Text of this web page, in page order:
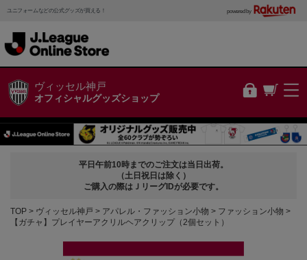
ユニフォームなどの公式グッズが買える！ powered by
ヴィッセル神戸
オフィシャルグッズショップ
平日午前10時までのご注文は当日出荷。
（土日祝日は除く）
ご購入の際はＪリーグIDが必要です。
TOP ヴィッセル神戸 アパレル・ファッション小物
ファッション小物
【ガチャ】プレイヤーアクリルヘアクリップ（2個セット）